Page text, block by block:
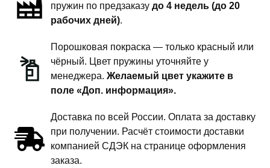
1.5
экспедиционник
пружин по предзаказу до 4 недель (до 20
рабочих дней).
Порошковая покраска — только красный или
чёрный. Цвет пружины уточняйте у
менеджера. Желаемый цвет укажите в
поле «Доп. информация».
Доставка по всей России. Оплата за доставку
при получении. Расчёт стоимости доставки
компанией СДЭК на странице оформления
заказа.